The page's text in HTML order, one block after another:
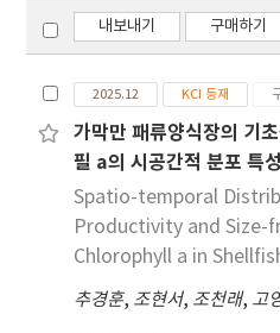
내보내기 구매하기
2025.12 KCI 등재
가막만 패류양식장의 기
필 a의 시공간적 분포 특성
Spatio-temporal
Productivity and Size-
Chlorophyll a in
추경훈, 조현서, 조천래, 고